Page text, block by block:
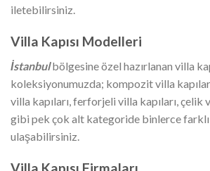
iletebilirsiniz.
Villa Kapısı Modelleri
İstanbulbölgesine özel hazırlanan villa
koleksiyonumuzda; kompozit villa
villa kapıları, ferforjeli villa kapıları, çelik
gibi pek çok alt kategoride binlerce
ulaşabilirsiniz.
Villa Kapısı Firmaları